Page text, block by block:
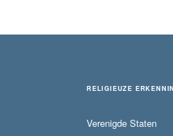
RELIGIEUZE
Verenigde Staten